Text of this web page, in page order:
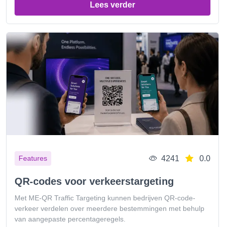
Lees verder
Features 4241 0.0
QR-codes voor verkeerstargeting
Met ME-QR Traffic Targeting kunnen bedrijven QR-code-
verkeer verdelen over meerdere bestemmingen met behulp
van aangepaste percentageregels.